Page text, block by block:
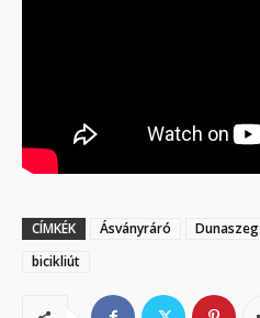
CÍMKÉK Ásványráró Dunaszeg
bicikliút